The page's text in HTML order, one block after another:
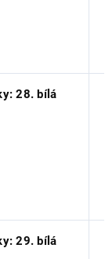
28. bílá
29. bílá